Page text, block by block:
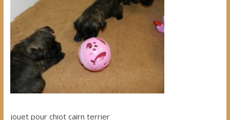
jouet pour chiot cairn terrier